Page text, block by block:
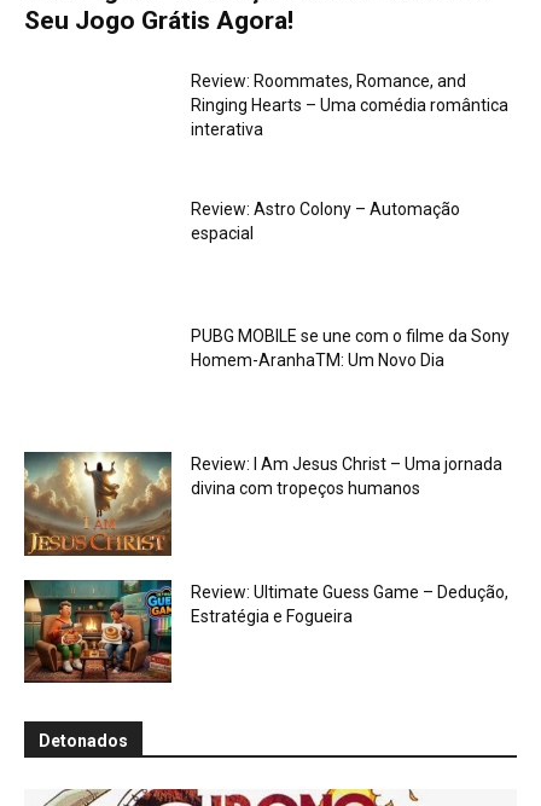
Seu Jogo Grátis Agora!
Review: Roommates, Romance, and
Ringing Hearts – Uma comédia romântica
interativa
Review: Astro Colony – Automação
espacial
PUBG MOBILE se une com o filme da Sony
Homem-AranhaTM: Um Novo Dia
Review: I Am Jesus Christ – Uma jornada
divina com tropeços humanos
Review: Ultimate Guess Game – Dedução,
Estratégia e Fogueira
Detonados